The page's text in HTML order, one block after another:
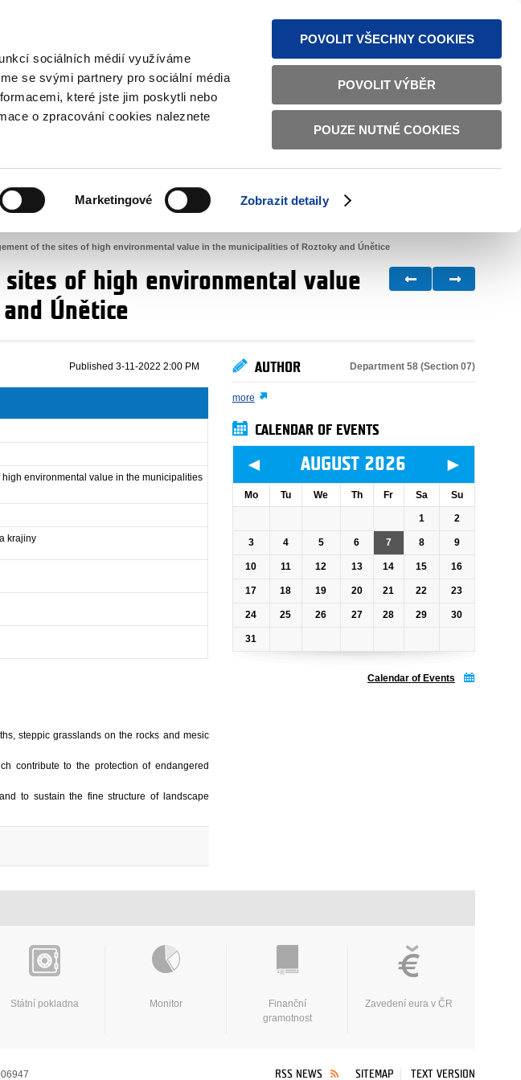
sociálních médií využíváme
se svými partnery pro sociální média
které jste jim poskytli nebo
o zpracování cookies naleznete
Marketingové Zobrazit detaily
POVOLIT VŠECHNY COOKIES
POVOLIT VÝBĚR
POUZE NUTNÉ COOKIES
TEXT VERSION ČESKY ENGLISH
JUSTICE HOME AFFAIRS BILATERAL RELATIONS
of the sites of high environmental value in the municipalities of Roztoky and Únětice
of high environmental value
Únětice
Published 3-11-2022 2:00 PM
environmental value in the municipalities
krajiny
steppic grasslands on the rocks and mesic
contribute to the protection of endangered
to sustain the fine structure of landscape
AUTHOR Department 58 (Section 07)
more
CALENDAR OF EVENTS
◄ AUGUST 2026 ►
Mo Tu We Th Fr Sa Su
1 2
3 4 5 6 7 8 9
10 11 12 13 14 15 16
17 18 19 20 21 22 23
24 25 26 27 28 29 30
31
Calendar of Events
Státní pokladna Monitor
Finanční
gramotnost
Zavedení eura v ČR
RSS NEWS SITEMAP TEXT VERSION